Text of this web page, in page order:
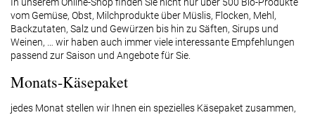
In unserem Online-Shop finden Sie nicht nur über 500 Bio-Produkte
vom Gemüse, Obst, Milchprodukte über Müslis, Flocken, Mehl,
Backzutaten, Salz und Gewürzen bis hin zu Säften, Sirups und
Weinen, … wir haben auch immer viele interessante Empfehlungen
passend zur Saison und Angebote für Sie.
Monats-Käsepaket
jedes Monat stellen wir Ihnen ein spezielles Käsepaket zusammen,